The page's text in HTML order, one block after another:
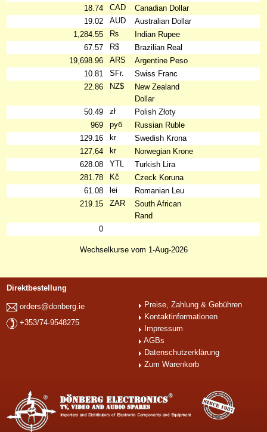
18.74
CAD
Canadian Dollar
19.02
AUD
Australian Dollar
1,284.55
₨
Indian Rupee
67.57
R$
Brazilian Real
19,698.96
ARS
Argentine Peso
10.81
SFr.
Swiss Franc
22.86
NZ$
New Zealand
Dollar
50.49
zł
Polish Złoty
969
руб
Russian Ruble
129.16
kr
Swedish Krona
127.64
kr
Norwegian Krone
628.08
YTL
Turkish Lira
281.78
Kč
Czeck Koruna
61.08
lei
Romanian Leu
219.15
ZAR
South African
Rand
0
Wechselkurse vom 1-Aug-2026
Direktbestellung
orders@donberg.ie
+353/74-9548275
Preise, Zahlung & Gebühren
Kontaktinformationen
Impressum
AGBs
Datenschutzerklärung
Zum Warenkorb